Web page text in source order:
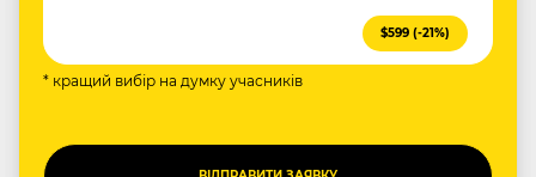
$599 (-21%)
* кращий вибір на думку учасників